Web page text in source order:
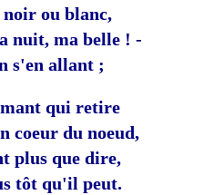
noir ou blanc,
nuit, ma belle ! -
s'en allant ;
qui retire
coeur du noeud,
plus que dire,
tôt qu'il peut.